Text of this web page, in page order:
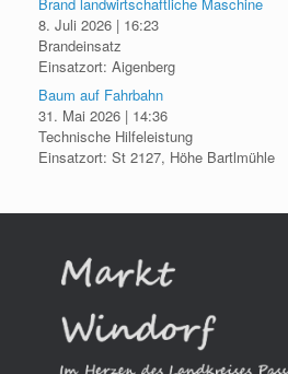
8. Juli 2026 | 16:23
Brandeinsatz
Einsatzort: Aigenberg
Baum auf Fahrbahn
31. Mai 2026 | 14:36
Technische Hilfeleistung
Einsatzort: St 2127, Höhe Bartlmühle